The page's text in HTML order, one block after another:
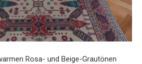
Rosa- und Beige-Grautönen